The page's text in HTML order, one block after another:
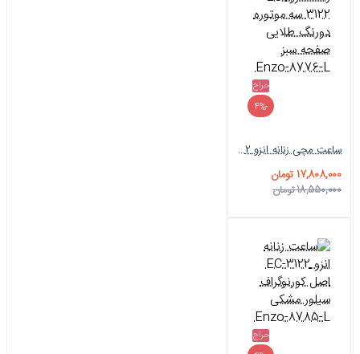
حراج
-4%
ساعت مچی زنانه انزو EC-3122 سه موتوره دورنگ طلایی صفحه سبز Enzo-8776-L
17,808,000 تومان
18,550,000 تومان
حراج